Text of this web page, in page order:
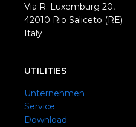
Via R. Luxemburg 20,
42010 Rio Saliceto (RE)
Italy
UTILITIES
Unternehmen
Service
Download